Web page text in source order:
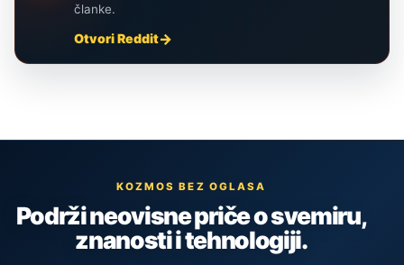
članke.
Otvori Reddit
KOZMOS BEZ OGLASA
Podrži neovisne priče o svemiru,
znanosti i tehnologiji.